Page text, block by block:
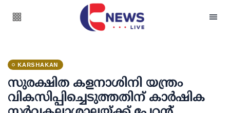
KARSHAKAN
സുരക്ഷിത കളനാശിനി യന്ത്രം
വികസിപ്പിച്ചെടുത്തതിന് കാര്‍ഷിക